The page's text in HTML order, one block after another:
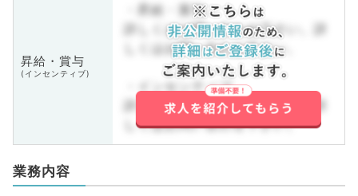
昇給・賞与
(インセンティブ)
・昇給・賞与
詳しくはお問い合わせ下さい。詳
しくはお問い合わせ下さい。
・インセンティブ
詳しくはお問い合わせ下さい。詳
しくはお問い合わせ下さい。
業務内容